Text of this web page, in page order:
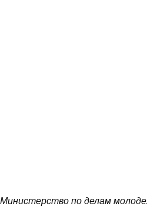
Министерство по делам